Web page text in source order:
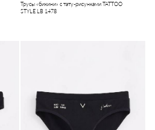
Трусы «бикини» с тату-рисунками TATTOO
STYLE LB 1478